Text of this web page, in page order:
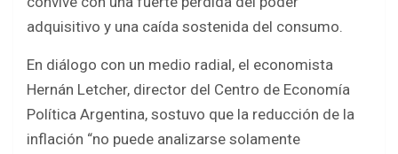
adquisitivo y una caída sostenida del consumo.
En diálogo con un medio radial, el economista
Hernán Letcher, director del Centro de Economía
Política Argentina, sostuvo que la reducción de la
inflación “no puede analizarse solamente